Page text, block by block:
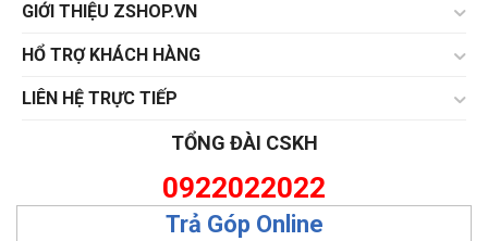
GIỚI THIỆU ZSHOP.VN
HỔ TRỢ KHÁCH HÀNG
LIÊN HỆ TRỰC TIẾP
TỔNG ĐÀI CSKH
0922022022
Trả Góp Online